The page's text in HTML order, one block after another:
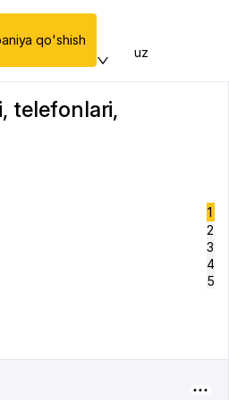
qo'shish
uz
telefonlari,
1
2
3
4
5